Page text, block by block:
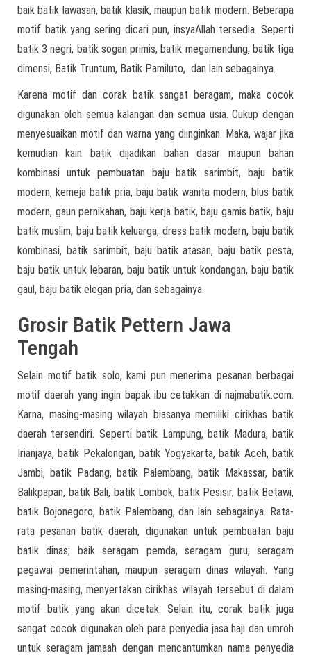
baik batik lawasan, batik klasik, maupun batik modern. Beberapa
motif batik yang sering dicari pun, insyaAllah tersedia. Seperti
batik 3 negri, batik sogan primis, batik megamendung, batik tiga
dimensi, Batik Truntum, Batik Pamiluto, dan lain sebagainya.
Karena motif dan corak batik sangat beragam, maka cocok
digunakan oleh semua kalangan dan semua usia. Cukup dengan
menyesuaikan motif dan warna yang diinginkan. Maka, wajar jika
kemudian kain batik dijadikan bahan dasar maupun bahan
kombinasi untuk pembuatan baju batik sarimbit, baju batik
modern, kemeja batik pria, baju batik wanita modern, blus batik
modern, gaun pernikahan, baju kerja batik, baju gamis batik, baju
batik muslim, baju batik keluarga, dress batik modern, baju batik
kombinasi, batik sarimbit, baju batik atasan, baju batik pesta,
baju batik untuk lebaran, baju batik untuk kondangan, baju batik
gaul, baju batik elegan pria, dan sebagainya.
Grosir Batik Pettern Jawa
Tengah
Selain motif batik solo, kami pun menerima pesanan berbagai
motif daerah yang ingin bapak ibu cetakkan di najmabatik.com.
Karna, masing-masing wilayah biasanya memiliki cirikhas batik
daerah tersendiri. Seperti batik Lampung, batik Madura, batik
Irianjaya, batik Pekalongan, batik Yogyakarta, batik Aceh, batik
Jambi, batik Padang, batik Palembang, batik Makassar, batik
Balikpapan, batik Bali, batik Lombok, batik Pesisir, batik Betawi,
batik Bojonegoro, batik Palembang, dan lain sebagainya. Rata-
rata pesanan batik daerah, digunakan untuk pembuatan baju
batik dinas; baik seragam pemda, seragam guru, seragam
pegawai pemerintahan, maupun seragam dinas wilayah. Yang
masing-masing, menyertakan cirikhas wilayah tersebut di dalam
motif batik yang akan dicetak. Selain itu, corak batik juga
sangat cocok digunakan oleh para penyedia jasa haji dan umroh
untuk seragam jamaah dengan mencantumkan nama penyedia